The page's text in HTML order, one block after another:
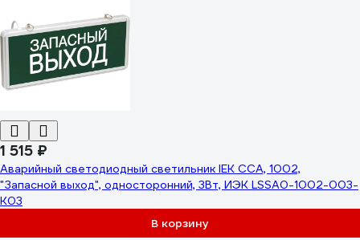
1 515 ₽
Аварийный светодиодный светильник IEK ССА, 1002,
"Запасной выход", односторонний, 3Вт, ИЭК LSSA0-1002-003-
K03
В корзину